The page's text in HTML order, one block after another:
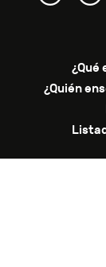
¿Qué
¿Quién